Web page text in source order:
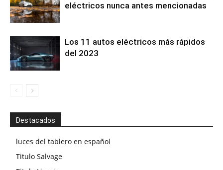
eléctricos nunca antes mencionadas
Los 11 autos eléctricos más rápidos
del 2023
Destacados
luces del tablero en español
Titulo Salvage